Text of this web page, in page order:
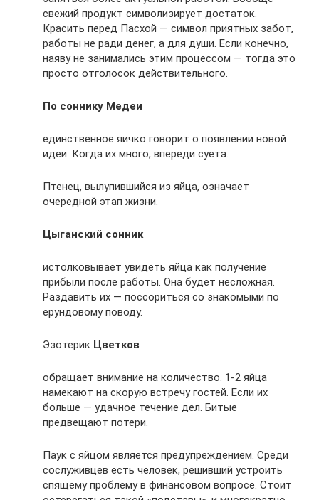
свежий продукт символизирует достаток.
Красить перед Пасхой — символ приятных забот,
работы не ради денег, а для души. Если конечно,
наяву не занимались этим процессом — тогда это
просто отголосок действительного.
По соннику Медеи
единственное яичко говорит о появлении новой
идеи. Когда их много, впереди суета.
Птенец, вылупившийся из яйца, означает
очередной этап жизни.
Цыганский сонник
истолковывает увидеть яйца как получение
прибыли после работы. Она будет несложная.
Раздавить их — поссориться со знакомыми по
ерундовому поводу.
Эзотерик Цветков
обращает внимание на количество. 1-2 яйца
намекают на скорую встречу гостей. Если их
больше — удачное течение дел. Битые
предвещают потери.
Паук с яйцом является предупреждением. Среди
сослуживцев есть человек, решивший устроить
спящему проблему в финансовом вопросе. Стоит